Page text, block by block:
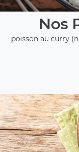
Nos
poisson au curry